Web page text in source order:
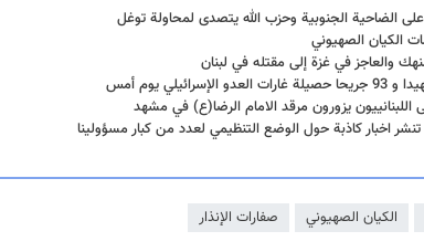
على الضاحية الجنوبية وحزب الله يتصدى لمحاولة توغل
الكيان الصهيوني
والعاجز في غزة إلى مقتله في لبنان
اللبنانييون يزورون مرقد الامام الرضا(ع) في مشهد
اخبار كاذبة حول الوضع التنظيمي لعدد من كبار مسؤولينا
الكيان الصهيوني صفارات الإنذار